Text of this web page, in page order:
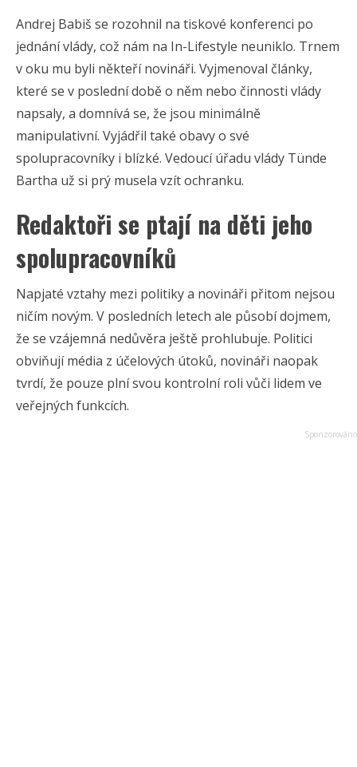
Andrej Babiš se rozohnil na tiskové konferenci po
jednání vlády, což nám na In-Lifestyle neuniklo. Trnem
v oku mu byli někteří novináři. Vyjmenoval články,
které se v poslední době o něm nebo činnosti vlády
napsaly, a domnívá se, že jsou minimálně
manipulativní. Vyjádřil také obavy o své
spolupracovníky i blízké. Vedoucí úřadu vlády Tünde
Bartha už si prý musela vzít ochranku.
Redaktoři se ptají na děti jeho
spolupracovníků
Napjaté vztahy mezi politiky a novináři přitom nejsou
ničím novým. V posledních letech ale působí dojmem,
že se vzájemná nedůvěra ještě prohlubuje. Politici
obviňují média z účelových útoků, novináři naopak
tvrdí, že pouze plní svou kontrolní roli vůči lidem ve
veřejných funkcích.